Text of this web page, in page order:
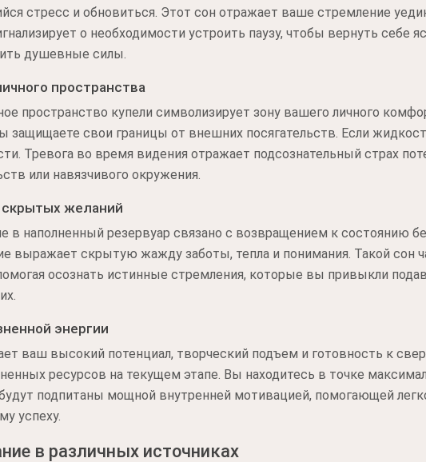
стресс и обновиться. Этот сон отражает ваше стремление
о необходимости устроить паузу, чтобы вернуть себе
душевные силы.
пространства
пространство купели символизирует зону вашего личного
защищаете свои границы от внешних посягательств. Если
Тревога во время видения отражает подсознательный страх
или навязчивого окружения.
желаний
в наполненный резервуар связано с возвращением к состоянию
выражает скрытую жажду заботы, тепла и понимания. Такой
осознать истинные стремления, которые вы привыкли
энергии
ваш высокий потенциал, творческий подъем и готовность к
ресурсов на текущем этапе. Вы находитесь в точке
подпитаны мощной внутренней мотивацией, помогающей
успеху.
в различных источниках